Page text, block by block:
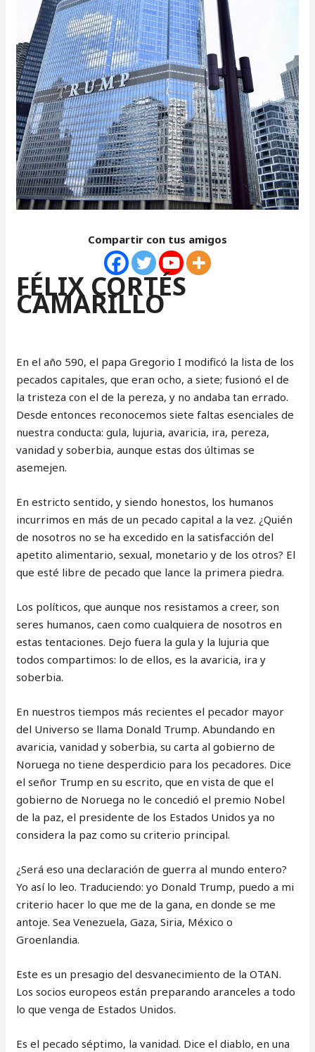
Compartir con tus amigos
FÉLIX CORTÉS
CAMARILLO
En el año 590, el papa Gregorio I modificó la lista de los
pecados capitales, que eran ocho, a siete; fusionó el de
la tristeza con el de la pereza, y no andaba tan errado.
Desde entonces reconocemos siete faltas esenciales de
nuestra conducta: gula, lujuria, avaricia, ira, pereza,
vanidad y soberbia, aunque estas dos últimas se
asemejen.
En estricto sentido, y siendo honestos, los humanos
incurrimos en más de un pecado capital a la vez. ¿Quién
de nosotros no se ha excedido en la satisfacción del
apetito alimentario, sexual, monetario y de los otros? El
que esté libre de pecado que lance la primera piedra.
Los políticos, que aunque nos resistamos a creer, son
seres humanos, caen como cualquiera de nosotros en
estas tentaciones. Dejo fuera la gula y la lujuria que
todos compartimos: lo de ellos, es la avaricia, ira y
soberbia.
En nuestros tiempos más recientes el pecador mayor
del Universo se llama Donald Trump. Abundando en
avaricia, vanidad y soberbia, su carta al gobierno de
Noruega no tiene desperdicio para los pecadores. Dice
el señor Trump en su escrito, que en vista de que el
gobierno de Noruega no le concedió el premio Nobel
de la paz, el presidente de los Estados Unidos ya no
considera la paz como su criterio principal.
¿Será eso una declaración de guerra al mundo entero?
Yo así lo leo. Traduciendo: yo Donald Trump, puedo a mi
criterio hacer lo que me de la gana, en donde se me
antoje. Sea Venezuela, Gaza, Siria, México o
Groenlandia.
Este es un presagio del desvanecimiento de la OTAN.
Los socios europeos están preparando aranceles a todo
lo que venga de Estados Unidos.
Es el pecado séptimo, la vanidad. Dice el diablo, en una